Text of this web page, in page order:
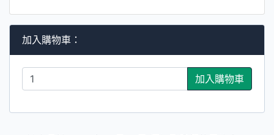
加入購物車：
加入購物車